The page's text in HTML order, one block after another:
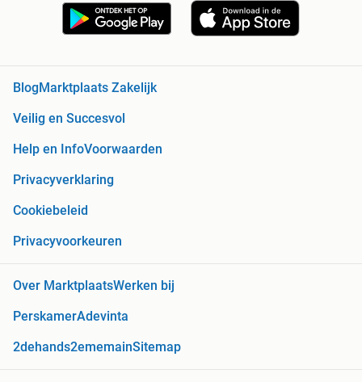
BlogMarktplaats Zakelijk
Veilig en Succesvol
Help en InfoVoorwaarden
Privacyverklaring
Cookiebeleid
Privacyvoorkeuren
Over MarktplaatsWerken bij
PerskamerAdevinta
2dehands2ememainSitemap